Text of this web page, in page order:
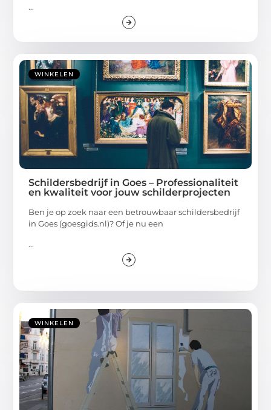
...
WINKELEN
Schildersbedrijf in Goes – Professionaliteit
en kwaliteit voor jouw schilderprojecten
Ben je op zoek naar een betrouwbaar schildersbedrijf
in Goes (goesgids.nl)? Of je nu een
...
WINKELEN